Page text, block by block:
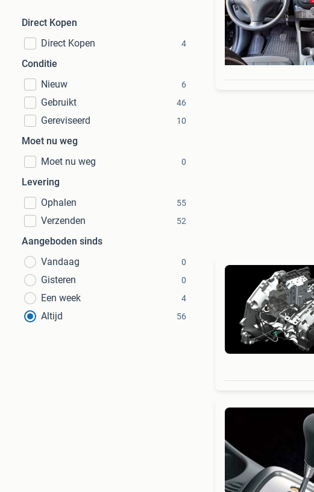
Direct Kopen
Direct Kopen
4
Conditie
Nieuw
6
Gebruikt 46
Gereviseerd 10
Moet nu weg
Moet nu weg
0
Levering
Ophalen
55
Verzenden 52
Aangeboden sinds
Vandaag
0
Gisteren 0
Een week 4
Altijd 56